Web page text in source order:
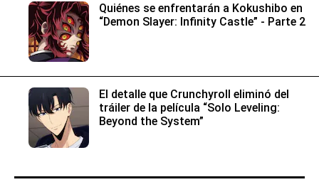
Quiénes se enfrentarán a Kokushibo en
“Demon Slayer: Infinity Castle” - Parte 2
El detalle que Crunchyroll eliminó del
tráiler de la película “Solo Leveling:
Beyond the System”